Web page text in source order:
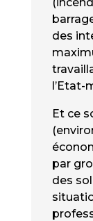
des
l’Etat-
Et ce
par
des